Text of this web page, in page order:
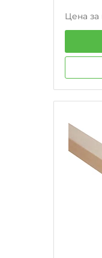
Цена за